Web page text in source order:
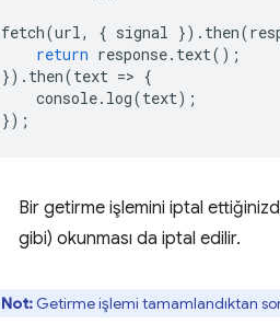
fetch(url, { signal }). then(
return response. text();
}). then(text => {
console. log(text);
});
Bir getirme işlemini iptal
gibi) okunması da iptal edilir.
Not: Getirme işlemi tamamlandıktan